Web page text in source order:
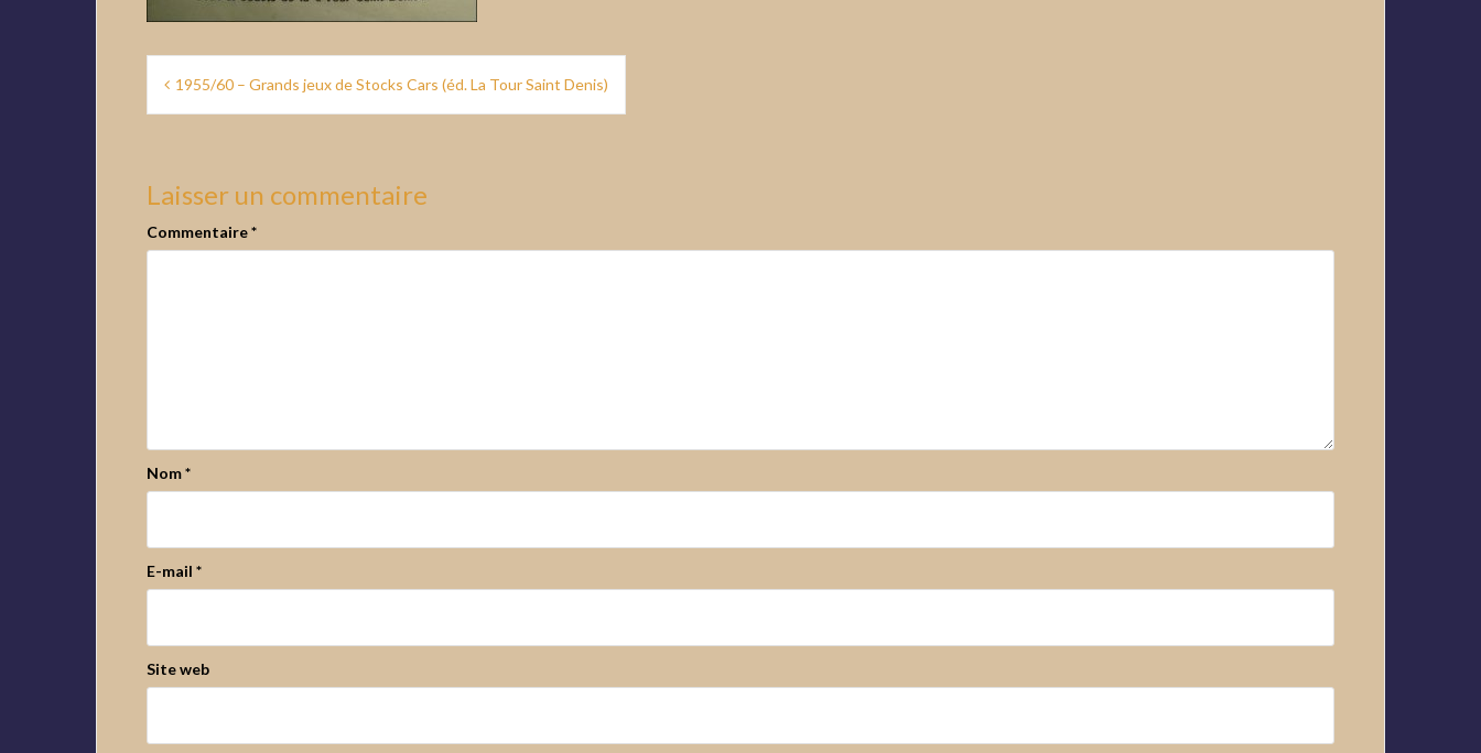
Navigation
de
1955/60 – Grands jeux de Stocks Cars (éd. La Tour Saint Denis)
Laisser un commentaire
Commentaire*
Nom*
E-mail *
Site web